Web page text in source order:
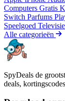
Computers Gratis
Switch Parfums
Speelgoed
Alle categorieën
SpyDeals de
deals,